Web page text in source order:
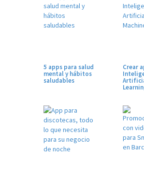
5 apps para salud
mental y hábitos
saludables
Crear